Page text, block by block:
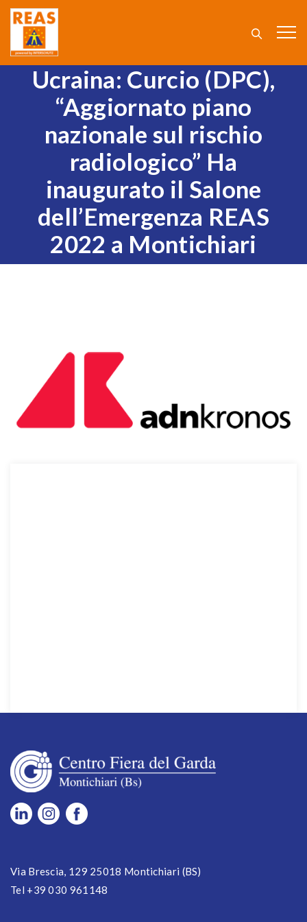
Ucraina: Curcio (DPC),
“Aggiornato piano
nazionale sul rischio
radiologico” Ha
inaugurato il Salone
dell’Emergenza REAS
2022 a Montichiari
Via Brescia, 129 25018 Montichiari (BS)
Tel +39 030 961148